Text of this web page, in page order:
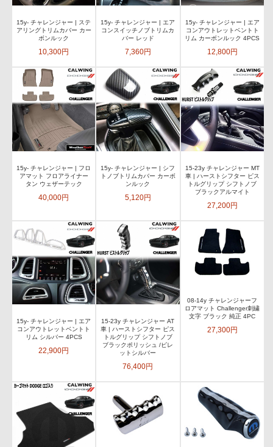
15y- チャレンジャー | ステ
アリングトリムカバー カー
ボンルック
10,300円
15y- チャレンジャー | エア
コンスイッチノブトリムカ
バー レッド
7,360円
15y- チャレンジャー | エア
コンアウトレットベントト
リム カーボンルック 4PCS
12,800円
15y- チャレンジャー | フロ
アマット フロアライナー
タン ウェザーテック
40,000円
15y- チャレンジャー | シフ
トノブトリムカバー カーボ
ンルック
5,120円
15-23y チャレンジャー MT
車 | ハーストシフター ピス
トルグリップ シフトノブ
ブラックアルマイト
27,200円
15y- チャレンジャー | エア
コンアウトレットベントト
リム シルバー 4PCS
22,900円
15-23y チャレンジャー AT
車 | ハーストシフター ピス
トルグリップ シフトノブ
ブラックポリッシュ /ビレ
ットシルバー
76,400円
08-14y チャレンジャーフ
ロアマット Challenger刺繍
文字 ブラック 純正 4PC
27,300円